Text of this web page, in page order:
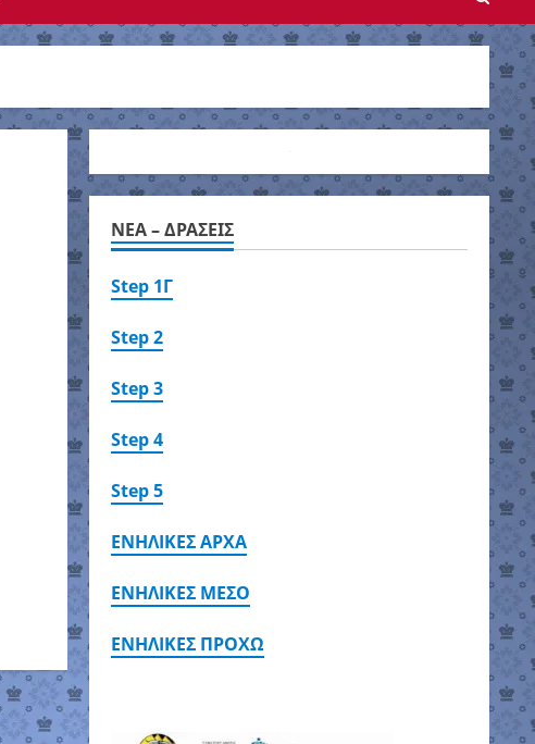
NEA – ΔΡΑΣΕΙΣ
Step 1Γ
Step 2
Step 3
Step 4
Step 5
ΕΝΗΛΙΚΕΣ ΑΡΧΑ
ΕΝΗΛΙΚΕΣ ΜΕΣΟ
ΕΝΗΛΙΚΕΣ ΠΡΟΧΩ